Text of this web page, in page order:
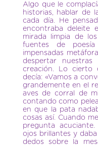
Algo que le
historias, hablar de
cada día. He
encontraba deleite
mirada limpia de
fuentes de
impensadas
despertar
creación. Lo cierto
decía: «Vamos a
grandemente en el
aves de corral de
contando como
en que la pata
cosas así. Cuando
pregunta
ojos brillantes y
dedos sobre la